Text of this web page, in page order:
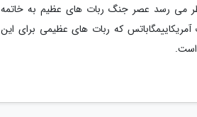
می رسد عصر جنگ ربات های عظیم به خاتمه
که ربات های عظیمی برای این
است.